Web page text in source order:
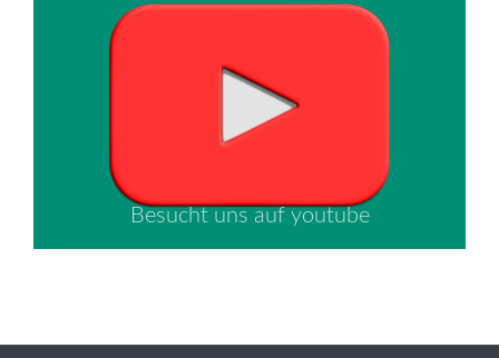
Besucht uns auf youtube